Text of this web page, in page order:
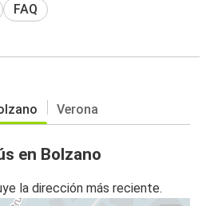
FAQ
Verona
en Bolzano
la dirección más reciente.